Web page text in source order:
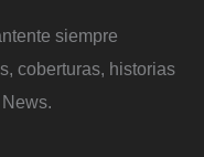
siempre
coberturas, historias